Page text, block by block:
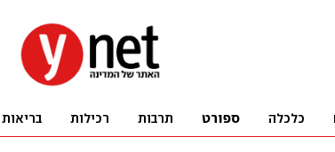
כלכלה ספורט תרבות רכילות בריאות